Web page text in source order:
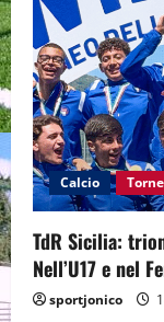
Calcio
TdR Sicilia:
Nell’U17 e nel
sportjonico